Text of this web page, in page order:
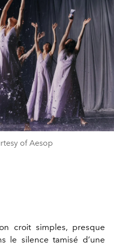
of Aesop
croit simples, presque
le silence tamisé d’une